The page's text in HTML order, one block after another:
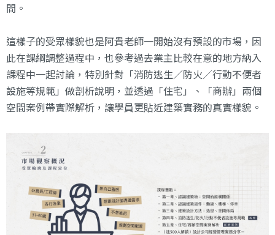
間。
這樣子的受眾樣貌也是阿貴老師一開始沒有預設的市場，因
此在課綱調整過程中，也參考過去業主比較在意的地方納入
課程中一起討論，特別針對「消防逃生／防火／行動不便者
設施等規範」做剖析說明，並透過「住宅」、「商辦」兩個
空間案例帶實際解析，讓學員更貼近建築實務的真實樣貌。